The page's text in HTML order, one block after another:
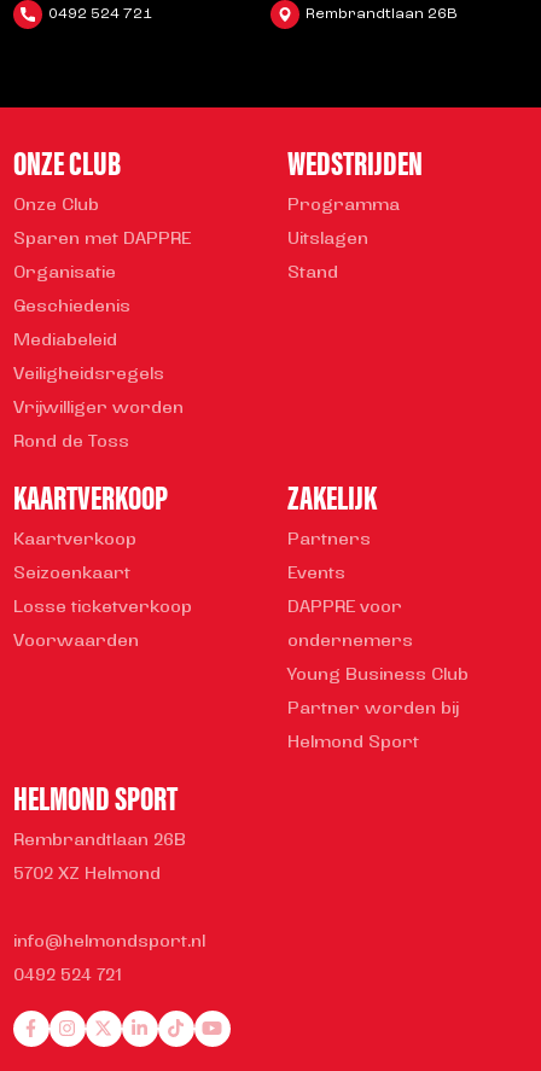
0492 524 721 Rembrandtlaan 26B
ONZE CLUB
Onze Club
Sparen met DAPPRE
Organisatie
Geschiedenis
Mediabeleid
Veiligheidsregels
Vrijwilliger worden
Rond de Toss
WEDSTRIJDEN
Programma
Uitslagen
Stand
KAARTVERKOOP
Kaartverkoop
Seizoenkaart
Losse ticketverkoop
Voorwaarden
ZAKELIJK
Partners
Events
DAPPRE voor
ondernemers
Young Business Club
Partner worden bij
Helmond Sport
HELMOND SPORT
Rembrandtlaan 26B
5702 XZ Helmond
info@helmondsport.nl
0492 524 721